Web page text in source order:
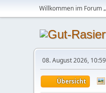
Willkommen im Forum „
08. August 2026,
Übersicht